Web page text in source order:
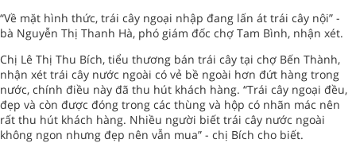
“Về mặt hình thức, trái cây ngoại nhập đang lấn át trái cây nội” -
bà Nguyễn Thị Thanh Hà, phó giám đốc chợ Tam Bình, nhận xét.
Chị Lê Thị Thu Bích, tiểu thương bán trái cây tại chợ Bến Thành,
nhận xét trái cây nước ngoài có vẻ bề ngoài hơn đứt hàng trong
nước, chính điều này đã thu hút khách hàng. “Trái cây ngoại đều,
đẹp và còn được đóng trong các thùng và hộp có nhãn mác nên
rất thu hút khách hàng. Nhiều người biết trái cây nước ngoài
không ngon nhưng đẹp nên vẫn mua” - chị Bích cho biết.